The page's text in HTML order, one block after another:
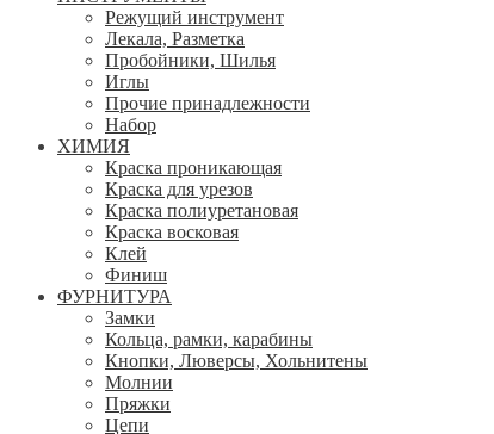
Режущий инструмент
Лекала, Разметка
Пробойники, Шилья
Иглы
Прочие принадлежности
Набор
ХИМИЯ
Краска проникающая
Краска для урезов
Краска полиуретановая
Краска восковая
Клей
Финиш
ФУРНИТУРА
Замки
Кольца, рамки, карабины
Кнопки, Люверсы, Хольнитены
Молнии
Пряжки
Цепи